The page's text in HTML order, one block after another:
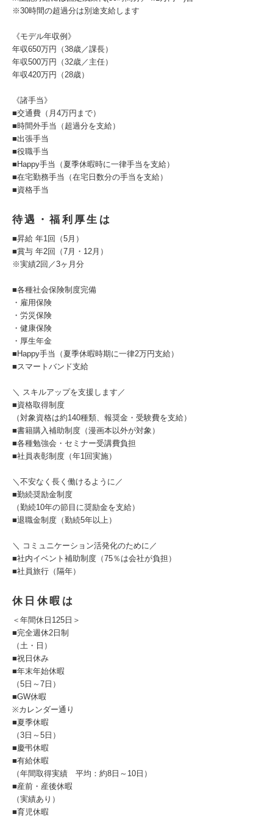
※30時間の超過分は別途支給します
《モデル年収例》
年収650万円（38歳／課長）
年収500万円（32歳／主任）
年収420万円（28歳）
《諸手当》
■交通費（月4万円まで）
■時間外手当（超過分を支給）
■出張手当
■役職手当
■Happy手当（夏季休暇時に一律手当を支給）
■在宅勤務手当（在宅日数分の手当を支給）
■資格手当
待遇・福利厚生は
■昇給 年1回（5月）
■賞与 年2回（7月・12月）
※実績2回／3ヶ月分
■各種社会保険制度完備
・雇用保険
・労災保険
・健康保険
・厚生年金
■Happy手当（夏季休暇時期に一律2万円支給）
■スマートバンド支給
＼ スキルアップを支援します／
■資格取得制度
（対象資格は約140種類、報奨金・受験費を支給）
■書籍購入補助制度（漫画本以外が対象）
■各種勉強会・セミナー受講費負担
■社員表彰制度（年1回実施）
＼不安なく長く働けるように／
■勤続奨励金制度
（勤続10年の節目に奨励金を支給）
■退職金制度（勤続5年以上）
＼ コミュニケーション活発化のために／
■社内イベント補助制度（75％は会社が負担）
■社員旅行（隔年）
休日休暇は
＜年間休日125日＞
■完全週休2日制
（土・日）
■祝日休み
■年末年始休暇
（5日～7日）
■GW休暇
※カレンダー通り
■夏季休暇
（3日～5日）
■慶弔休暇
■有給休暇
（年間取得実績 平均：約8日～10日）
■産前・産後休暇
（実績あり）
■育児休暇